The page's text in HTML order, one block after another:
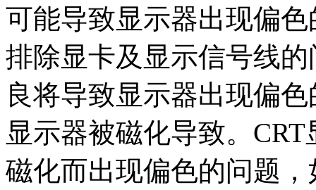
可能导致显示器出现偏
排除显卡及显示信号线
良将导致显示器出现偏
显示器被磁化导致。
磁化而出现偏色的问题